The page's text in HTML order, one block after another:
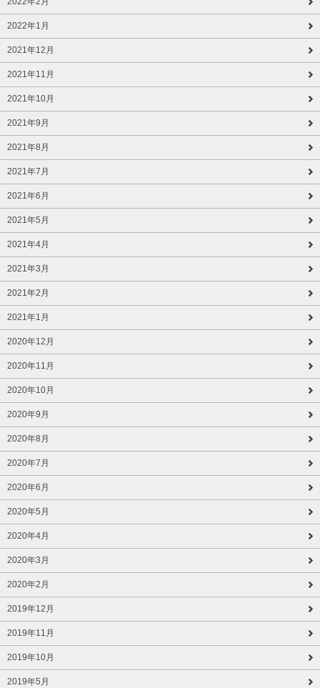
2022年1月
2021年12月
2021年11月
2021年10月
2021年9月
2021年8月
2021年7月
2021年6月
2021年5月
2021年4月
2021年3月
2021年2月
2021年1月
2020年12月
2020年11月
2020年10月
2020年9月
2020年8月
2020年7月
2020年6月
2020年5月
2020年4月
2020年3月
2020年2月
2019年12月
2019年11月
2019年10月
2019年5月